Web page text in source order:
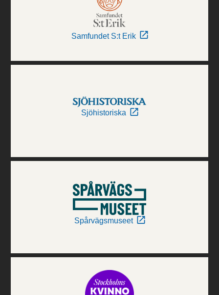
Samfundet S:t Erik
Sjöhistoriska
Spårvägsmuseet